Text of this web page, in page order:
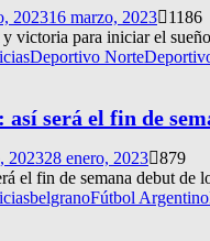
202316 marzo, 2023
1186
victoria para iniciar el
Deportivo Norte
será el fin de
202328 enero, 2023 879
el fin de semana debut de
belgranoFútbol Argentino